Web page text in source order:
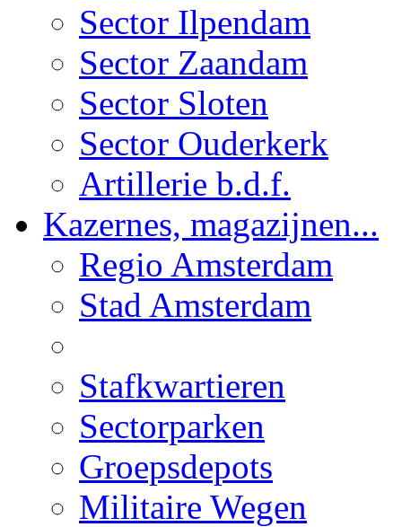
Sector Ilpendam
Sector Zaandam
Sector Sloten
Sector Ouderkerk
Artillerie b.d.f.
Kazernes, magazijnen...
Regio Amsterdam
Stad Amsterdam
Stafkwartieren
Sectorparken
Groepsdepots
Militaire Wegen